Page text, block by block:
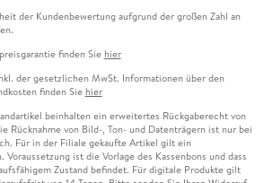
der Kundenbewertung aufgrund der großen Zahl an
finden Sie hier
der gesetzlichen MwSt. Informationen über den
finden Sie hier
beinhalten ein erweitertes Rückgaberecht von
Rücknahme von Bild-, Ton- und Datenträgern ist nur bei
Für in der Filiale gekaufte Artikel gilt ein
ist die Vorlage des Kassenbons und dass
Zustand befindet. Für digitale Produkte gilt